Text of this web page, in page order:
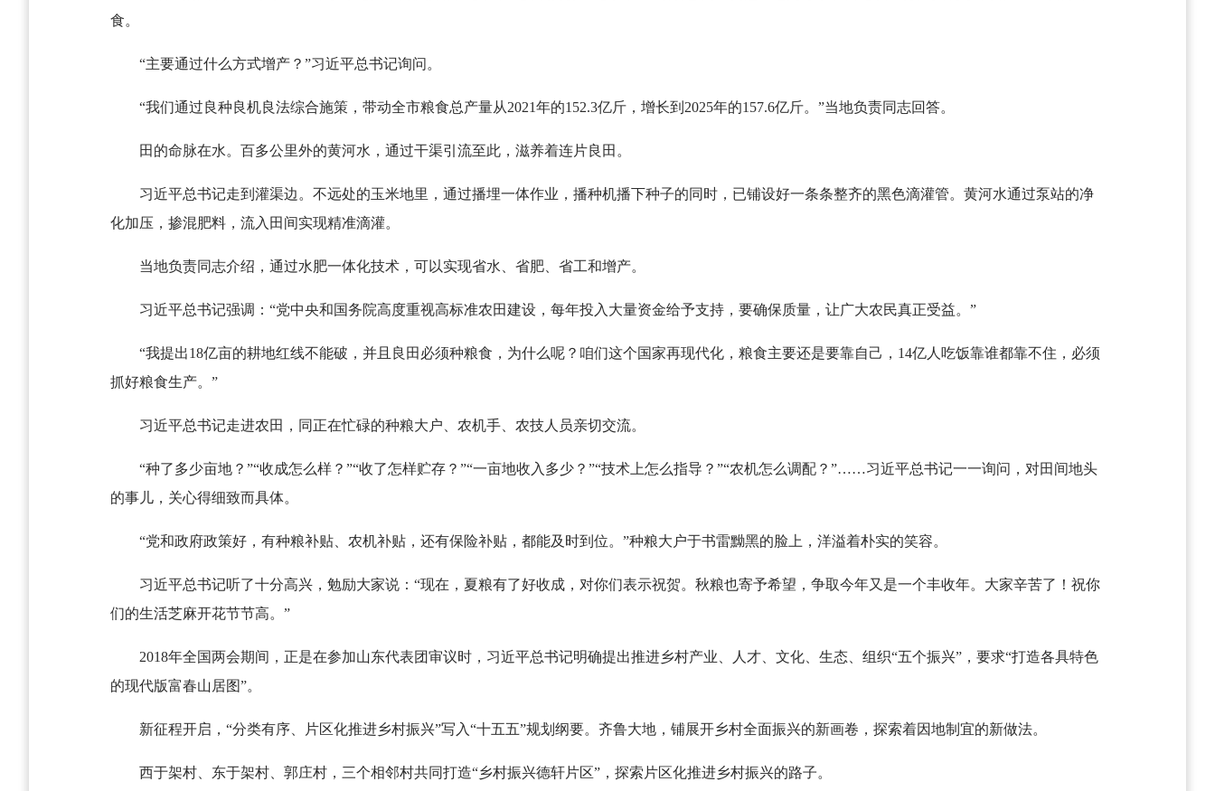
食。
“主要通过什么方式增产？”习近平总书记询问。
“我们通过良种良机良法综合施策，带动全市粮食总产量从2021年的152.3亿斤，增长到2025年的157.6亿斤。”当地负责同志回答。
田的命脉在水。百多公里外的黄河水，通过干渠引流至此，滋养着连片良田。
习近平总书记走到灌渠边。不远处的玉米地里，通过播埋一体作业，播种机播下种子的同时，已铺设好一条条整齐的黑色滴灌管。黄河水通过泵站的净
化加压，掺混肥料，流入田间实现精准滴灌。
当地负责同志介绍，通过水肥一体化技术，可以实现省水、省肥、省工和增产。
习近平总书记强调：“党中央和国务院高度重视高标准农田建设，每年投入大量资金给予支持，要确保质量，让广大农民真正受益。”
“我提出18亿亩的耕地红线不能破，并且良田必须种粮食，为什么呢？咱们这个国家再现代化，粮食主要还是要靠自己，14亿人吃饭靠谁都靠不住，必须
抓好粮食生产。”
习近平总书记走进农田，同正在忙碌的种粮大户、农机手、农技人员亲切交流。
“种了多少亩地？”“收成怎么样？”“收了怎样贮存？”“一亩地收入多少？”“技术上怎么指导？”“农机怎么调配？”……习近平总书记一一询问，对田间地头
的事儿，关心得细致而具体。
“党和政府政策好，有种粮补贴、农机补贴，还有保险补贴，都能及时到位。”种粮大户于书雷黝黑的脸上，洋溢着朴实的笑容。
习近平总书记听了十分高兴，勉励大家说：“现在，夏粮有了好收成，对你们表示祝贺。秋粮也寄予希望，争取今年又是一个丰收年。大家辛苦了！祝你
们的生活芝麻开花节节高。”
2018年全国两会期间，正是在参加山东代表团审议时，习近平总书记明确提出推进乡村产业、人才、文化、生态、组织“五个振兴”，要求“打造各具特色
的现代版富春山居图”。
新征程开启，“分类有序、片区化推进乡村振兴”写入“十五五”规划纲要。齐鲁大地，铺展开乡村全面振兴的新画卷，探索着因地制宜的新做法。
西于架村、东于架村、郭庄村，三个相邻村共同打造“乡村振兴德轩片区”，探索片区化推进乡村振兴的路子。